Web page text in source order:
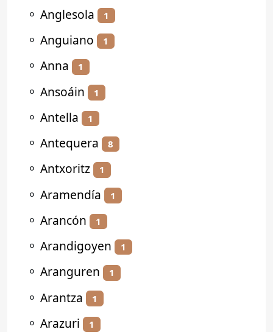
⚬ Anglesola 1
⚬ Anguiano 1
⚬ Anna 1
⚬ Ansoáin 1
⚬ Antella 1
⚬ Antequera 8
⚬ Antxoritz 1
⚬ Aramendía 1
⚬ Arancón 1
⚬ Arandigoyen 1
⚬ Aranguren 1
⚬ Arantza 1
⚬ Arazuri 1